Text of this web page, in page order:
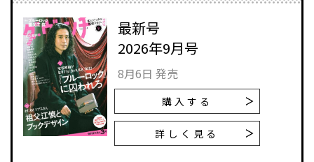
最新号
2026年9月号
8月6日 発売
購入する
詳しく見る